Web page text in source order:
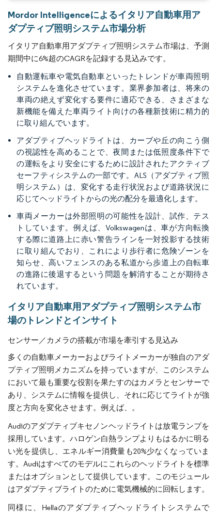
Mordor Intelligenceによるイタリア自動車用ア
ダプティブ照明システム市場分析
イタリア自動車用アダプティブ照明システム市場は、予測
期間中に6%超のCAGRを記録する見込みです。
自動運転車や電気自動車といったトレンドが車両照明
システムを進化させています。業界参加者は、将来の
車両の絶えず変化する要件に適応できる、さまざまな
新機能を備えた車両ライト向けの各種新技術に精力的
に取り組んでいます。
アダプティブヘッドライトは、カーブや丘の向こう側
の視認性を高めることで、夜間または低照度条件下で
の運転をより安全にするために設計されたアクティブ
セーフティシステムの一部です。ALS（アダプティブ照
明システム）は、変化する走行状況および道路状況に
応じてヘッドライトからの光の配分を最適化します。
車両メーカーは外部照明の可能性を設計、試作、テス
トしています。例えば、Volkswagenは、車が方向転換
する際に道路上に赤い警告ラインを一対投影する技術
に取り組んでおり、これにより歩行者に危険ゾーンを
知らせ、高いフェンスのある私道から歩道上の自転車
の進路に後退するという問題を解消することが期待さ
れています。
イタリア自動車用アダプティブ照明システム市
場のトレンドとインサイト
センサー／カメラの搭載が市場を牽引する見込み
多くの自動車メーカーおよびライトメーカーが独自のアダ
プティブ照明メカニズムを持っていますが、このシステム
において最も重要な役割を果たすのはカメラとセンサーで
あり、システムに情報を提供し、それに応じてライトが強
度と方向を変化させます。例えば、。
Audiのアダプティブキセノンヘッドライトは放電ランプを
採用しています。ハロゲン白熱ランプよりもはるかに明る
い光を提供し、エネルギー消費量も20%少なくなっていま
す。Audiはすべてのモデルにこれらのヘッドライトを標準
またはオプションとして提供しています。このモジュール
はアダプティブライトのために電気機械的に回転します。
同様に、Hellaのアダプティブヘッドライトシステムで